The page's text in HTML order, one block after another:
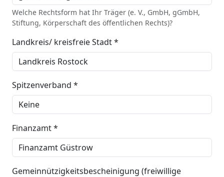
Welche Rechtsform hat Ihr Träger (e. V., GmbH, gGmbH,
Stiftung, Körperschaft des öffentlichen Rechts)?
Landkreis/ kreisfreie Stadt *
Spitzenverband *
Finanzamt *
Gemeinnützigkeitsbescheinigung (freiwillige